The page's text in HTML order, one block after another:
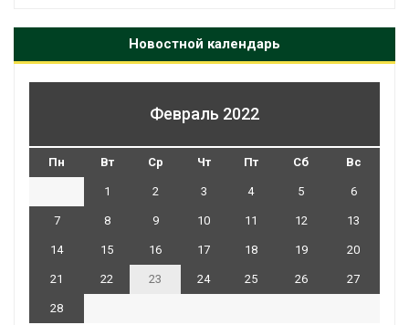
Новостной календарь
Февраль 2022
Пн Вт Ср Чт Пт Сб Вс
1 2 3 4 5 6
7 8 9 10 11 12 13
14 15 16 17 18 19 20
21 22 23 24 25 26 27
28